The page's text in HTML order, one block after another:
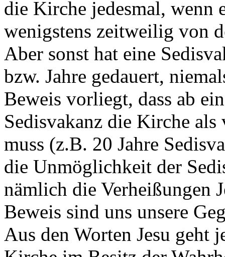
die Kirche jedesmal, wenn
wenigstens zeitweilig von
Aber sonst hat eine
bzw. Jahre gedauert,
Beweis vorliegt, dass ab
Sedisvakanz die Kirche
muss (z.B. 20 Jahre
die Unmöglichkeit der
nämlich die Verheißungen
Beweis sind uns unsere
Aus den Worten Jesu geht